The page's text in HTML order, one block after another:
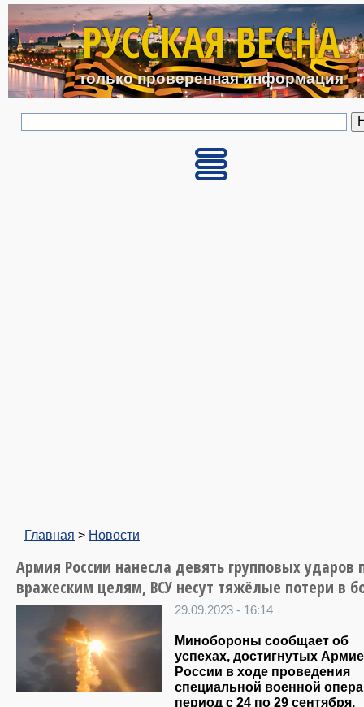
Перейти к основному
РУССКАЯ ВЕСНА
только проверенная информация
Главная > Новости
Армия России нанесла девять групповых ударов
вражеским целям, ВСУ несут тяжёлые потери в
29.09.2023 - 16:14
Минобороны сообщает об
успехах, достигнутых
России в ходе проведения
специальной военной
период с 24 по 29 сентября.